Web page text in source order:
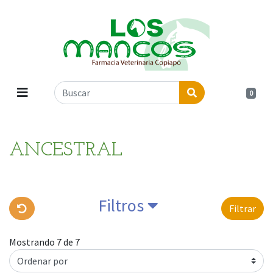
0
ANCESTRAL
Filtros Filtrar
Mostrando 7 de 7